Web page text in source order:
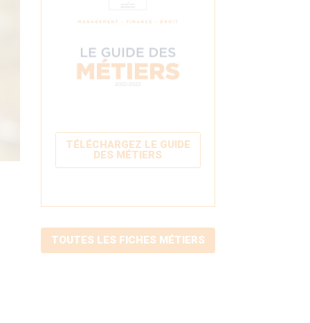
TÉLÉCHARGEZ LE GUIDE
DES MÉTIERS
TOUTES LES FICHES MÉTIERS